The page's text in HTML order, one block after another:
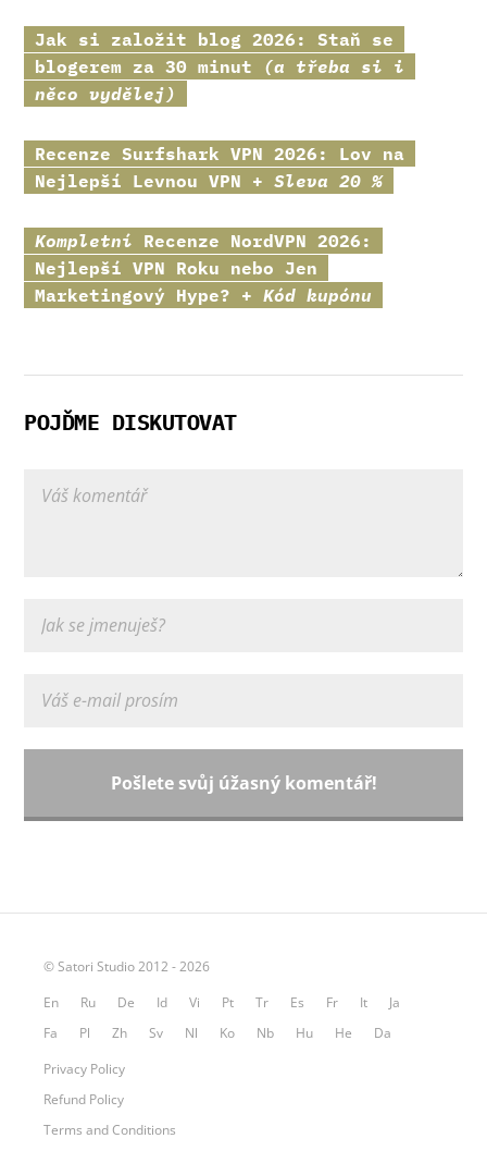
Jak si založit blog 2026: Staň se
blogerem za 30 minut (a třeba si i
něco vydělej)
RecenzeSurfshark VPN 2026: Lov na
Nejlepší Levnou VPN +Sleva 20 %
Kompletní Recenze NordVPN 2026:
Nejlepší VPN Roku nebo Jen
Marketingový Hype? +Kód kupónu
POJĎME DISKUTOVAT
© Satori Studio 2012 - 2026
En
Ru De Id Vi Pt Tr Es Fr It
Ja
Fa
Pl Zh Sv Nl Ko Nb Hu He
Da
Privacy Policy
Refund Policy
Terms and Conditions